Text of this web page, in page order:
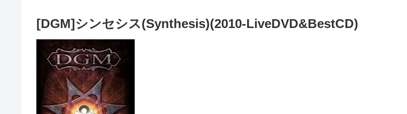
[DGM]シンセシス(Synthesis)(2010-LiveDVD&BestCD)